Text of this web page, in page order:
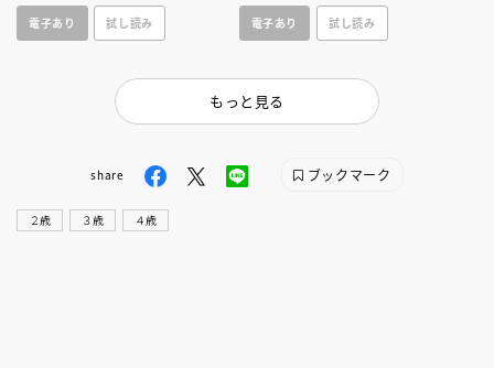
電子あり
試し読み
話です。
電子あり
試し読み
もっと見る
share ブックマーク
２歳 ３歳 ４歳